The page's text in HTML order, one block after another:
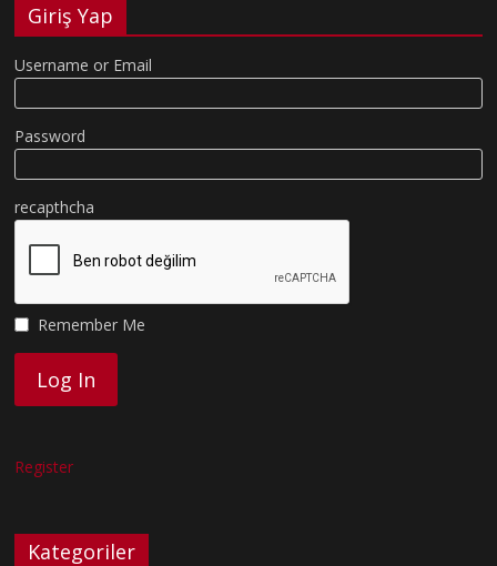
Giriş Yap
Username or Email
Password
recapthcha
Remember Me
Register
Kategoriler